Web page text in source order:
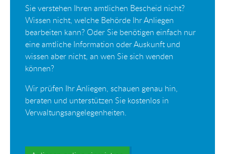
Sie verstehen Ihren amtlichen Bescheid nicht?
Wissen nicht, welche Behörde Ihr Anliegen
bearbeiten kann? Oder Sie benötigen einfach nur
eine amtliche Information oder Auskunft und
wissen aber nicht, an wen Sie sich wenden
können?
Wir prüfen Ihr Anliegen, schauen genau hin,
beraten und unterstützen Sie kostenlos in
Verwaltungsangelegenheiten.